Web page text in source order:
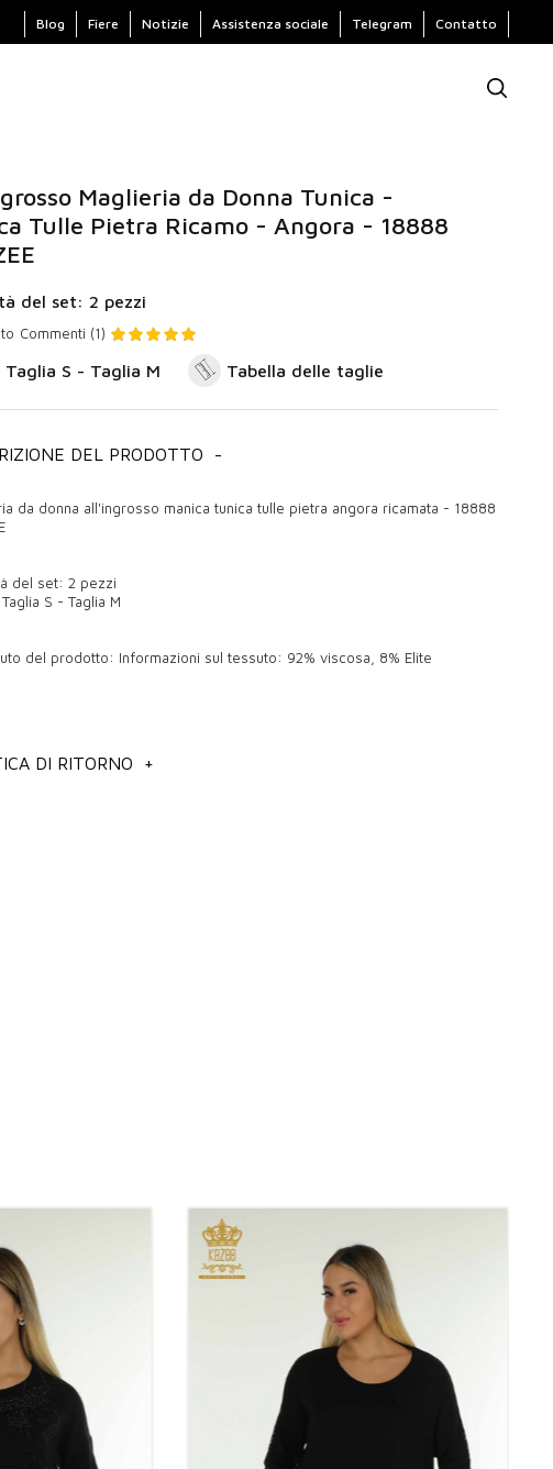
Blog Fiere Notizie Assistenza sociale Telegram Contatto
Maglieria da Donna Tunica -
Tulle Pietra Ricamo - Angora - 18888
del set: 2 pezzi
Commenti (1)
Taglia S - Taglia M Tabella delle taglie
DEL PRODOTTO -
da donna all'ingrosso manica tunica tulle pietra angora ricamata - 18888
del set: 2 pezzi
S - Taglia M
del prodotto: Informazioni sul tessuto: 92% viscosa, 8% Elite
DI RITORNO +